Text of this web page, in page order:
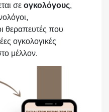
σε ογκολόγους,
θεραπευτές που
ογκολογικές
μέλλον.